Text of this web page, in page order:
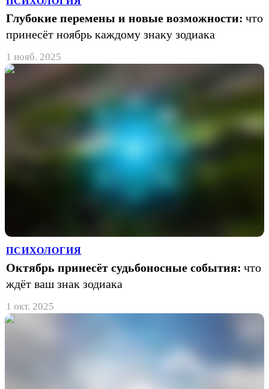
Глубокие перемены и новые возможности: что
принесёт ноябрь каждому знаку зодиака
1 нояб. 2025
ПСИХОЛОГИЯ
Октябрь принесёт судьбоносные события: что
ждёт ваш знак зодиака
1 окт. 2025